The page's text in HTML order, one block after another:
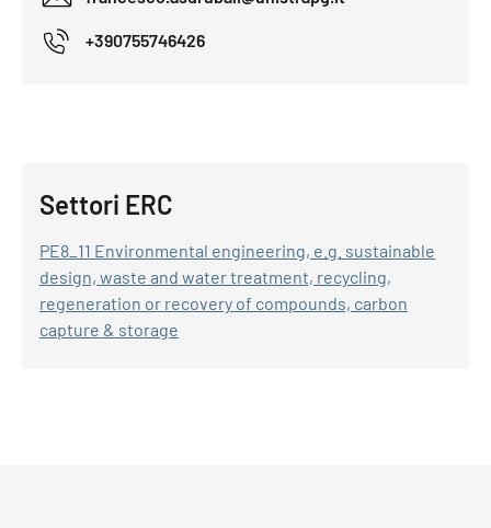
+390755746426
Settori ERC
PE8_11 Environmental engineering, e.g. sustainable
design, waste and water treatment, recycling,
regeneration or recovery of compounds, carbon
capture & storage